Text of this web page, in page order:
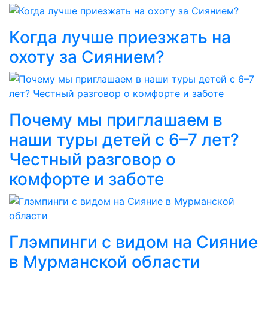
Когда лучше приезжать на
охоту за Сиянием?
Почему мы приглашаем в
наши туры детей с 6–7 лет?
Честный разговор о
комфорте и заботе
Глэмпинги с видом на Сияние
в Мурманской области